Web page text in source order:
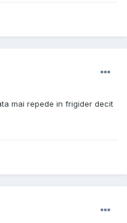
mai repede in frigider decit